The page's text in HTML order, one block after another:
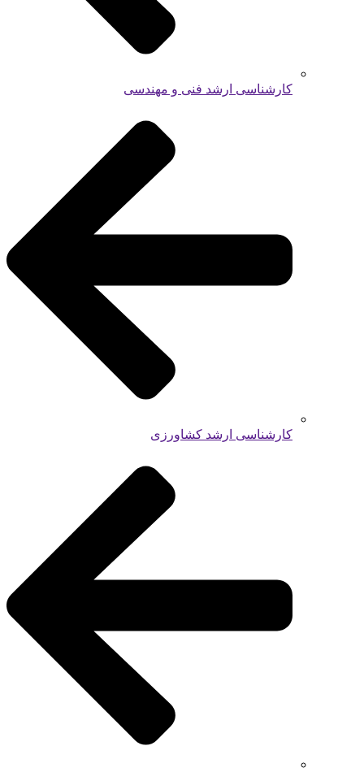
کارشناسی ارشد فنی و مهندسی
کارشناسی ارشد کشاورزی